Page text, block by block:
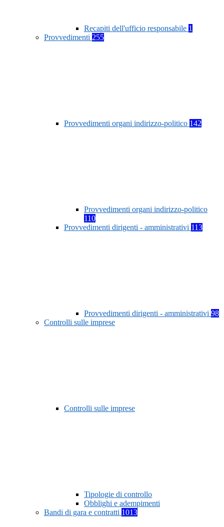
Recapiti dell'ufficio responsabile 1
Provvedimenti 255
Provvedimenti organi indirizzo-politico 142
Provvedimenti organi indirizzo-politico
110
Provvedimenti dirigenti - amministrativi 113
Provvedimenti dirigenti - amministrativi 98
Controlli sulle imprese
Controlli sulle imprese
Tipologie di controllo
Obblighi e adempimenti
Bandi di gara e contratti 1013